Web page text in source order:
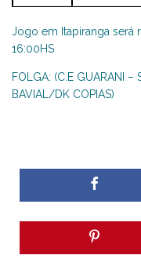
Jogo em Itapiranga será
16:00HS
FOLGA: (C.E GUARANI –
BAVIAL/DK COPIAS)